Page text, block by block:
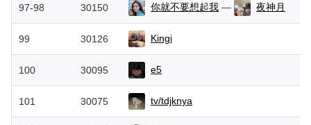
97-98 30150 你就不要想起我 — 夜神月
99 30126 Kingi
100 30095 e5
101 30075 tv/tdjknya